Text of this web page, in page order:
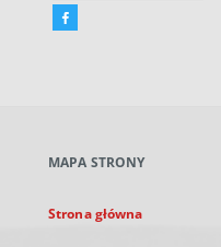
Facebook
karcie
MAPA STRONY
Strona główna